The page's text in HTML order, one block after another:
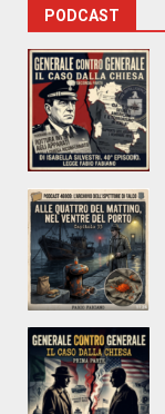
PODCAST